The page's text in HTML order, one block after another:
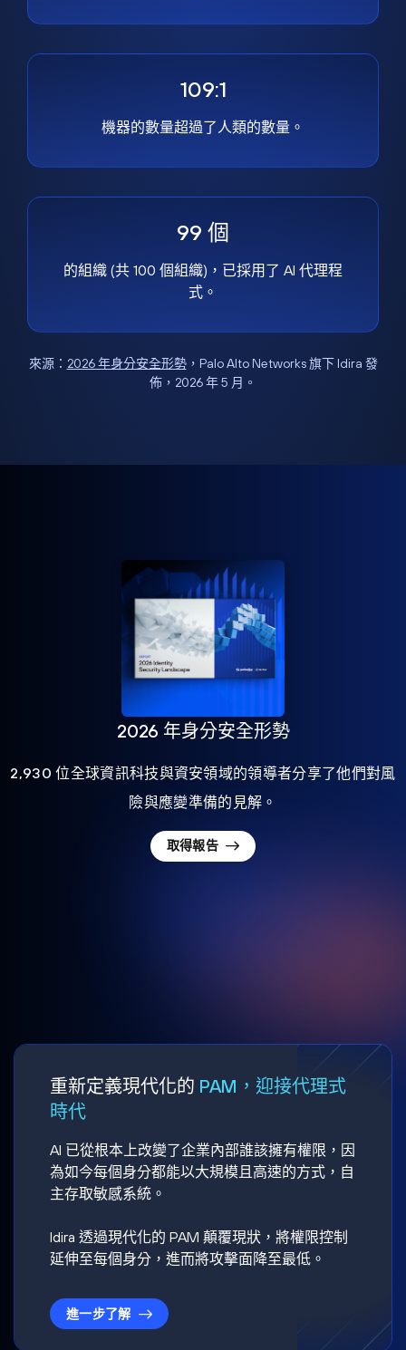
109:1
機器的數量超過了人類的數量。
99 個
的組織 (共 100 個組織)，已採用了 AI 代理程
式。
來源： 2026 年身分安全形勢，Palo Alto Networks 旗下 Idira 發
佈，2026 年 5 月。
2026 年身分安全形勢
2,930 位全球資訊科技與資安領域的領導者分享了他們對風
險與應變準備的見解。
取得報告
重新定義現代化的 PAM，迎接代理式
時代
AI 已從根本上改變了企業內部誰該擁有權限，因
為如今每個身分都能以大規模且高速的方式，自
主存取敏感系統。
Idira 透過現代化的 PAM 顛覆現狀，將權限控制
延伸至每個身分，進而將攻擊面降至最低。
進一步了解